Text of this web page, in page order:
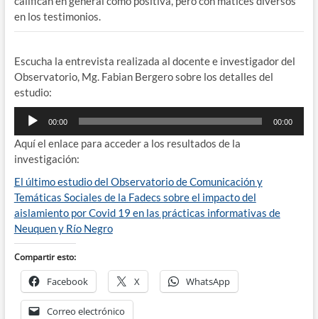
en los testimonios.
Escucha la entrevista realizada al docente e investigador del
Observatorio, Mg. Fabian Bergero sobre los detalles del
estudio:
Reproductor
audio
00:00 00:00
Aquí el enlace para acceder a los resultados de la
investigación:
El último estudio del Observatorio de Comunicación y
Temáticas Sociales de la Fadecs sobre el impacto del
aislamiento por Covid 19 en las prácticas informativas de
Neuquen y Río Negro
Compartir esto:
Facebook X WhatsApp
Correo electrónico